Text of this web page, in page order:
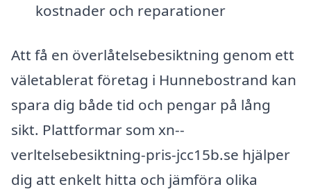
kostnader och reparationer
Att få en överlåtelsebesiktning genom ett
väletablerat företag i Hunnebostrand kan
spara dig både tid och pengar på lång
sikt. Plattformar som xn--
verltelsebesiktning-pris-jcc15b.se hjälper
dig att enkelt hitta och jämföra olika